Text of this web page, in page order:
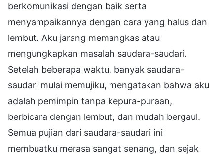
berkomunikasi dengan baik serta
menyampaikannya dengan cara yang halus dan
lembut. Aku jarang memangkas atau
mengungkapkan masalah saudara-saudari.
Setelah beberapa waktu, banyak saudara-
saudari mulai memujiku, mengatakan bahwa aku
adalah pemimpin tanpa kepura-puraan,
berbicara dengan lembut, dan mudah bergaul.
Semua pujian dari saudara-saudari ini
membuatku merasa sangat senang, dan sejak